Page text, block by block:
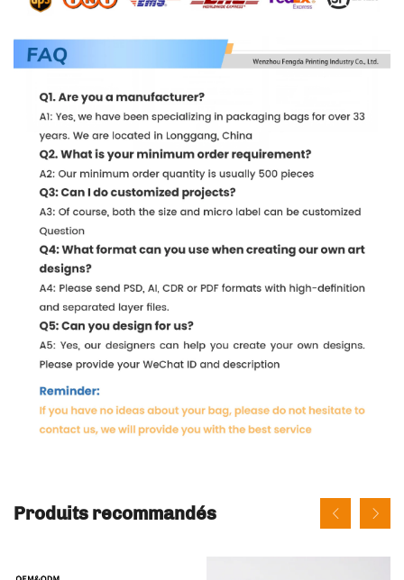
Produits recommandés